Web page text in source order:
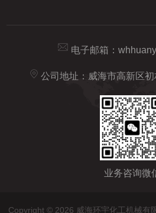
电子邮箱：
公司地址：威海市高新区
业务咨询微
Copyright © 2026 威海环宇化工机械有